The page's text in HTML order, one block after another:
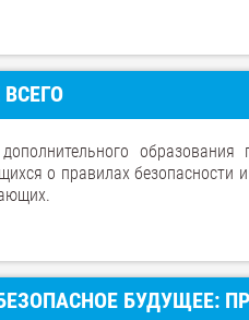
образования
о правилах безопасности
БУДУЩЕЕ: